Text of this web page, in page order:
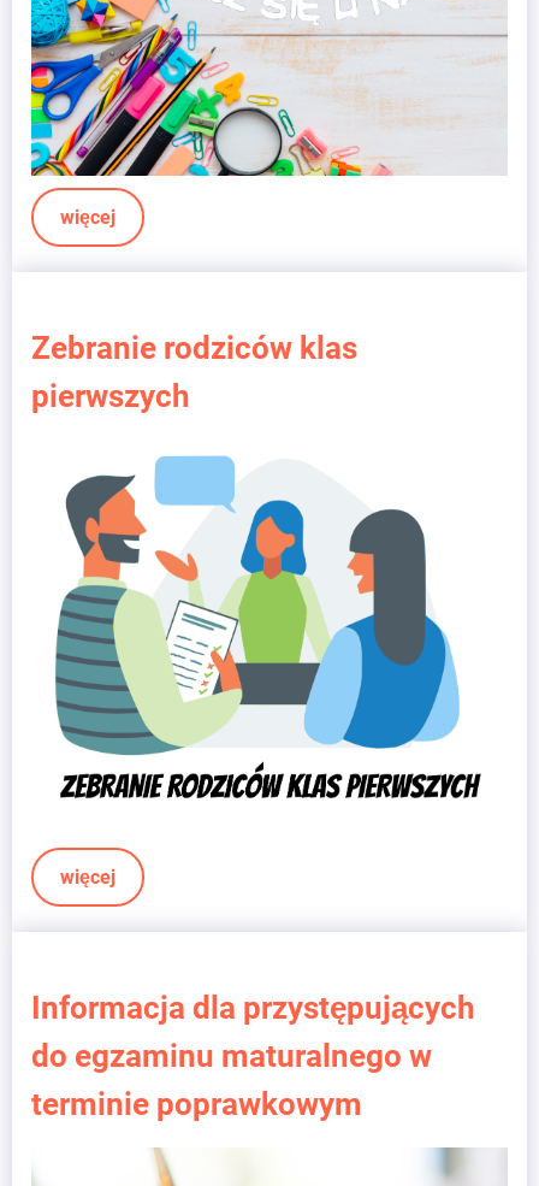
więcej
Zebranie rodziców klas
pierwszych
więcej
Informacja dla przystępujących
do egzaminu maturalnego w
terminie poprawkowym